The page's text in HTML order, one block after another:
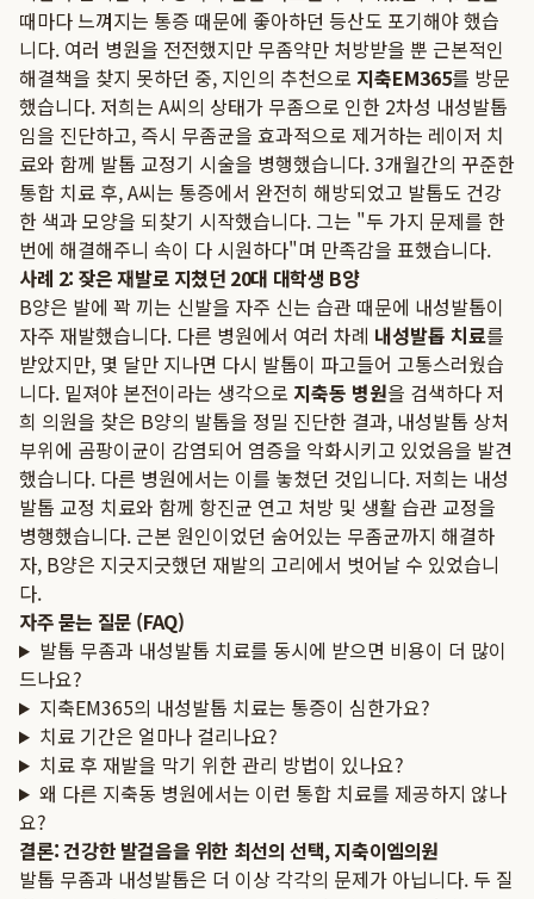
때마다 느껴지는 통증 때문에 좋아하던 등산도 포기해야 했습
니다. 여러 병원을 전전했지만 무좀약만 처방받을 뿐 근본적인
해결책을 찾지 못하던 중, 지인의 추천으로 지축EM365를 방문
했습니다. 저희는 A씨의 상태가 무좀으로 인한 2차성 내성발톱
임을 진단하고, 즉시 무좀균을 효과적으로 제거하는 레이저 치
료와 함께 발톱 교정기 시술을 병행했습니다. 3개월간의 꾸준한
통합 치료 후, A씨는 통증에서 완전히 해방되었고 발톱도 건강
한 색과 모양을 되찾기 시작했습니다. 그는 "두 가지 문제를 한
번에 해결해주니 속이 다 시원하다"며 만족감을 표했습니다.
사례 2: 잦은 재발로 지쳤던 20대 대학생 B양
B양은 발에 꽉 끼는 신발을 자주 신는 습관 때문에 내성발톱이
자주 재발했습니다. 다른 병원에서 여러 차례 내성발톱 치료를
받았지만, 몇 달만 지나면 다시 발톱이 파고들어 고통스러웠습
니다. 밑져야 본전이라는 생각으로 지축동 병원을 검색하다 저
희 의원을 찾은 B양의 발톱을 정밀 진단한 결과, 내성발톱 상처
부위에 곰팡이균이 감염되어 염증을 악화시키고 있었음을 발견
했습니다. 다른 병원에서는 이를 놓쳤던 것입니다. 저희는 내성
발톱 교정 치료와 함께 항진균 연고 처방 및 생활 습관 교정을
병행했습니다. 근본 원인이었던 숨어있는 무좀균까지 해결하
자, B양은 지긋지긋했던 재발의 고리에서 벗어날 수 있었습니
다.
자주 묻는 질문 (FAQ)
발톱 무좀과 내성발톱 치료를 동시에 받으면 비용이 더 많이
드나요?
지축EM365의 내성발톱 치료는 통증이 심한가요?
치료 기간은 얼마나 걸리나요?
치료 후 재발을 막기 위한 관리 방법이 있나요?
왜 다른 지축동 병원에서는 이런 통합 치료를 제공하지 않나
요?
결론: 건강한 발걸음을 위한 최선의 선택, 지축이엠의원
발톱 무좀과 내성발톱은 더 이상 각각의 문제가 아닙니다. 두 질